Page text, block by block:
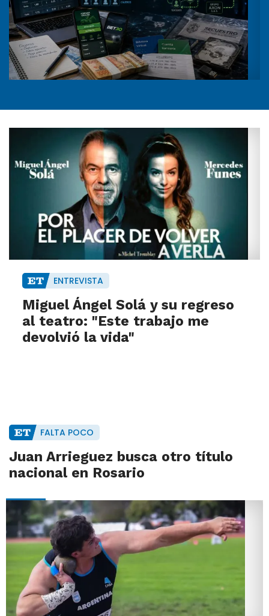
ENTREVISTA
Miguel Ángel Solá y su regreso
al teatro: "Este trabajo me
devolvió la vida"
FALTA POCO
Juan Arrieguez busca otro título
nacional en Rosario